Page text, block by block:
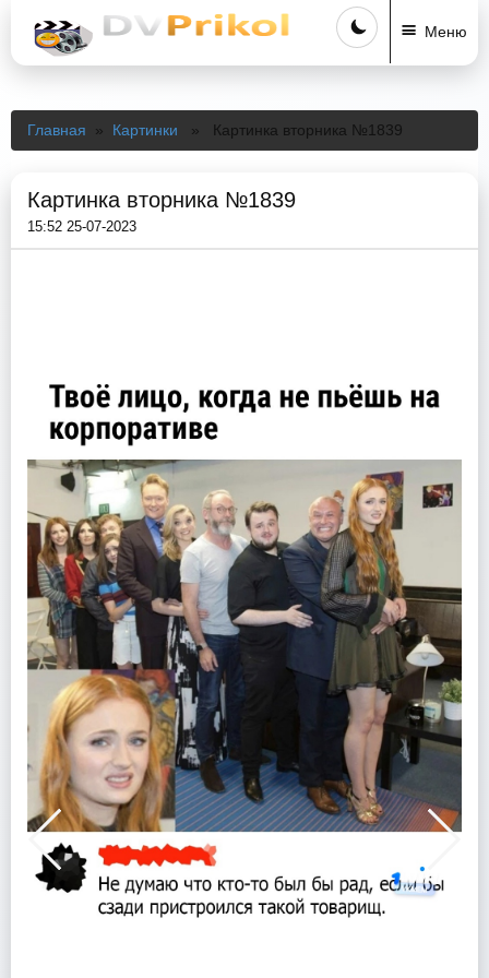
Меню
Главная » Картинки » Картинка вторника №1839
Картинка вторника №1839
15:52 25-07-2023